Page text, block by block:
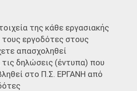
της κάθε εργασιακής
τους εργοδότες στους
απασχοληθεί
τις δηλώσεις (έντυπα) που
στο Π.Σ. ΕΡΓΑΝΗ από